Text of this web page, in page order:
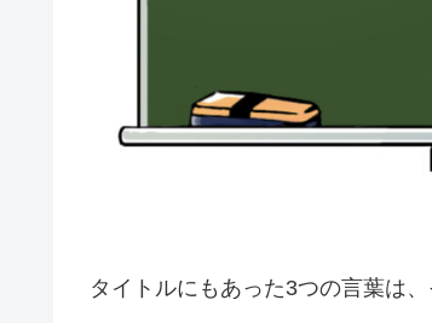
タイトルにもあった3つの言葉は